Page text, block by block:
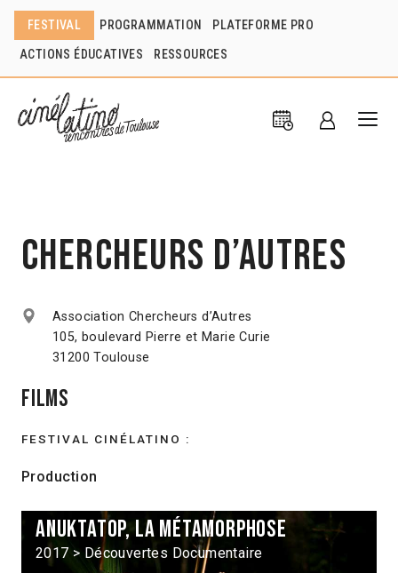
FESTIVAL PROGRAMMATION PLATEFORME PRO
ACTIONS ÉDUCATIVES RESSOURCES
Chercheurs d’autres
Association Chercheurs d’Autres
105, boulevard Pierre et Marie Curie
31200 Toulouse
Films
FESTIVAL CINÉLATINO :
Production
Anuktatop, la métamorphose
2017 > Découvertes Documentaire